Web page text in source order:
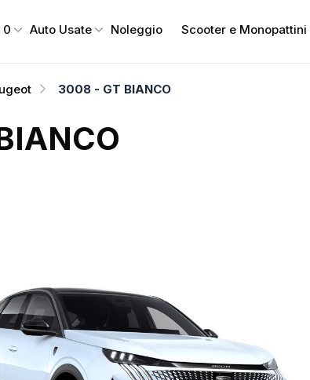
0 Auto Usate Noleggio Scooter e Monopattini
3008 - GT BIANCO